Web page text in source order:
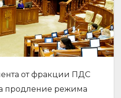
от фракции ПДС
продление режима